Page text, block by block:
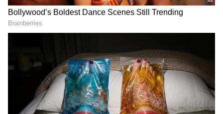
ಐಪಿಎಲ್‌ನಲ್ಲಿ ಟಿಕೆಟ್ ಕಳ್ಳಾಟ, ಡಿಸಿ-ಆರ್‌ಸಿಬಿ ಟಿಕೆಟ್
80,000 ರೂಗೆ ಮಾರಾಟ, DDCAಗೆ ಪೊಲೀಸ್
ಸಿಎಸ್‌ಕೆ ಫ್ಯಾನ್ಸ್‌ನಿಂದ ಆರ್‌ಸಿಬಿ ಗೆಲ್ಲಲು ಪ್ರಾರ್ಥನೆ,
RCB-PBKS ನಿರ್ಧರಿಸುತ್ತೆ ಚೆನ್ನೈ ಪ್ಲೇಆಫ್ ಹಣೆಬರಹ